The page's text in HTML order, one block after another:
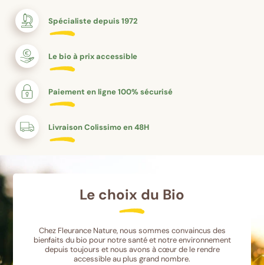
Spécialiste depuis 1972
Le bio à prix accessible
Paiement en ligne 100% sécurisé
Livraison Colissimo en 48H
Le choix du Bio
Chez Fleurance Nature, nous sommes convaincus des
bienfaits du bio pour notre santé et notre environnement
depuis toujours et nous avons à cœur de le rendre
accessible au plus grand nombre.